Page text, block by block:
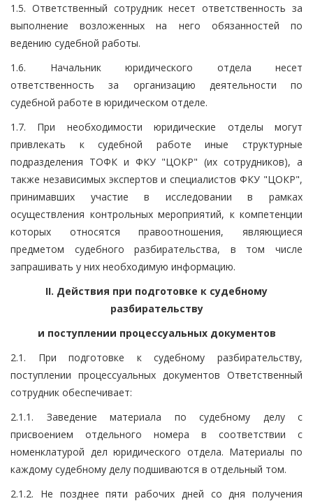
1.5. Ответственный сотрудник несет ответственность за
выполнение возложенных на него обязанностей по
ведению судебной работы.
1.6. Начальник юридического отдела несет
ответственность за организацию деятельности по
судебной работе в юридическом отделе.
1.7. При необходимости юридические отделы могут
привлекать к судебной работе иные структурные
подразделения ТОФК и ФКУ "ЦОКР" (их сотрудников), а
также независимых экспертов и специалистов ФКУ "ЦОКР",
принимавших участие в исследовании в рамках
осуществления контрольных мероприятий, к компетенции
которых относятся правоотношения, являющиеся
предметом судебного разбирательства, в том числе
запрашивать у них необходимую информацию.
II. Действия при подготовке к судебному
разбирательству
и поступлении процессуальных документов
2.1. При подготовке к судебному разбирательству,
поступлении процессуальных документов Ответственный
сотрудник обеспечивает:
2.1.1. Заведение материала по судебному делу с
присвоением отдельного номера в соответствии с
номенклатурой дел юридического отдела. Материалы по
каждому судебному делу подшиваются в отдельный том.
2.1.2. Не позднее пяти рабочих дней со дня получения